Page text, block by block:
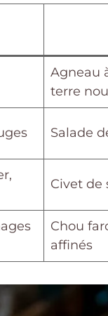
Agneau
terre
Salade
Civet de
Chou
affinés